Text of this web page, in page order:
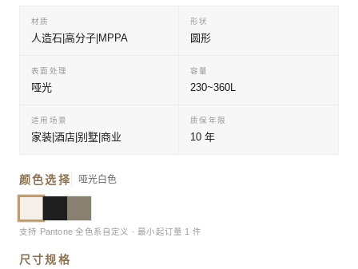
材质
人造石|高分子|MPPA
形状
圆形
表面处理
哑光
容量
230~360L
适用场景
家装|酒店|别墅|商业
质保年限
10 年
颜色选择 哑光白色
支持 Pantone 全色系自定义 · 最小起订量 1 件
尺寸规格